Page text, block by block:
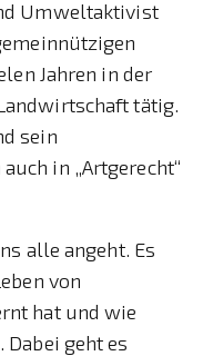
Umweltaktivist
Jahren in der
tätig.
sein
in „Artgerecht“
alle angeht. Es
von
hat und wie
geht es